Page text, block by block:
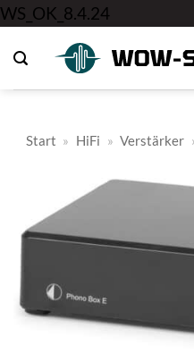
WS_OK_8.4.24
springen
Start » HiFi » Verstärker